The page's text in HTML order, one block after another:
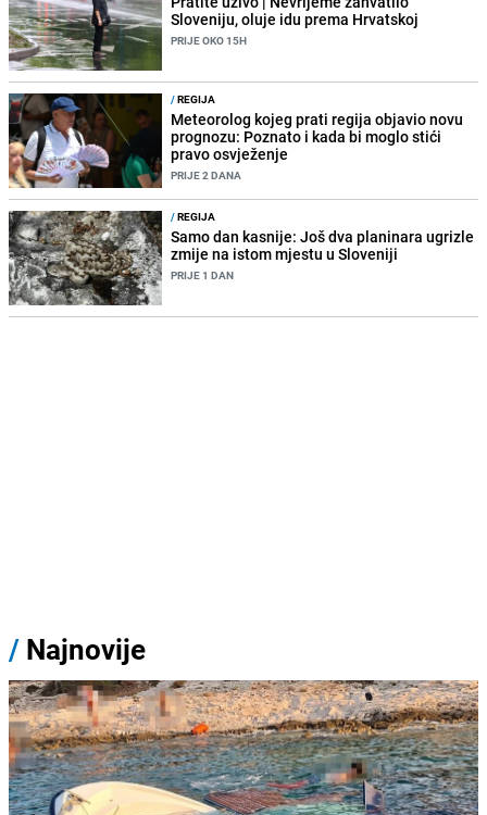
Sloveniju, oluje idu prema Hrvatskoj
PRIJE OKO 15H
/REGIJA
Meteorolog kojeg prati regija objavio novu
prognozu: Poznato i kada bi moglo stići
pravo osvježenje
PRIJE 2 DANA
/REGIJA
Samo dan kasnije: Još dva planinara ugrizle
zmije na istom mjestu u Sloveniji
PRIJE 1 DAN
/ Najnovije